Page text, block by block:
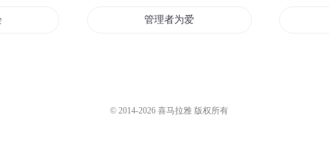
管理者为爱而生
© 2014-2026 喜马拉雅 版权所有